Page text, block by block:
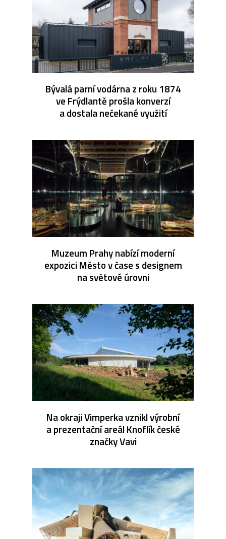
Bývalá parní vodárna z roku 1874
ve Frýdlantě prošla konverzí
a dostala nečekané využití
Muzeum Prahy nabízí moderní
expozici Město v čase s designem
na světové úrovni
Na okraji Vimperka vznikl výrobní
a prezentační areál Knoflík české
značky Vavi